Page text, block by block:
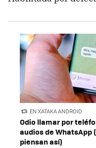
EN XATAKA ANDROID
Odio llamar por
audios de WhatsApp
piensan así)